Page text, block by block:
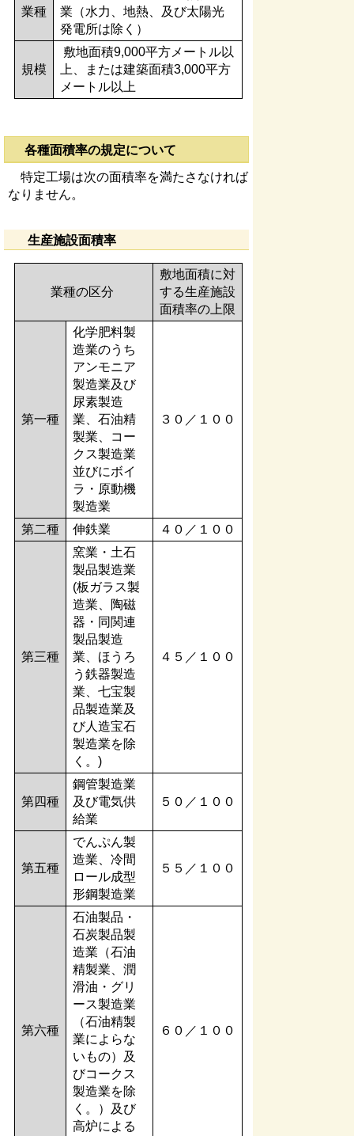
業種
業（水力、地熱、及び太陽光
発電所は除く）
規模
敷地面積9,000平方メートル以
上、または建築面積3,000平方
メートル以上
各種面積率の規定について
特定工場は次の面積率を満たさなければ
なりません。
生産施設面積率
業種の区分
敷地面積に対
する生産施設
面積率の上限
第一種
化学肥料製
造業のうち
アンモニア
製造業及び
尿素製造
業、石油精
製業、コー
クス製造業
並びにボイ
ラ・原動機
製造業
３０／１００
第二種 伸鉄業 ４０／１００
第三種
窯業・土石
製品製造業
(板ガラス製
造業、陶磁
器・同関連
製品製造
業、ほうろ
う鉄器製造
業、七宝製
品製造業及
び人造宝石
製造業を除
く。)
４５／１００
第四種
鋼管製造業
及び電気供
給業
５０／１００
第五種
でんぷん製
造業、冷間
ロール成型
形鋼製造業
５５／１００
第六種
石油製品・
石炭製品製
造業（石油
精製業、潤
滑油・グリ
ース製造業
（石油精製
業によらな
いもの）及
びコークス
製造業を除
く。）及び
高炉による
６０／１００